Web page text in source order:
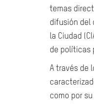
temas
difusión del
la Ciudad
de políticas
A través de
como por